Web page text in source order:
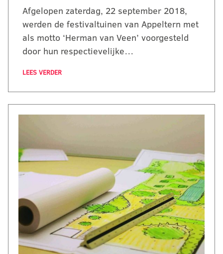
Afgelopen zaterdag, 22 september 2018,
werden de festivaltuinen van Appeltern met
als motto ‘Herman van Veen’ voorgesteld
door hun respectievelijke…
LEES VERDER